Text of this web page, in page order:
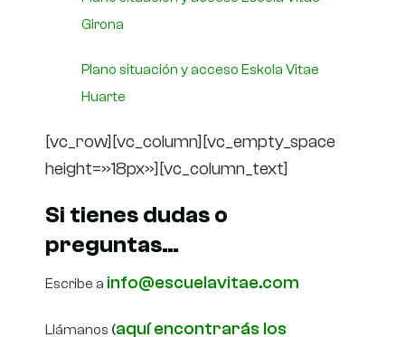
Girona
Plano situación y acceso Eskola Vitae
Huarte
[vc_row][vc_column][vc_empty_space
height=»18px»][vc_column_text]
Si tienes dudas o
preguntas…
Escribe a info@escuelavitae.com
Llámanos (aquí encontrarás los